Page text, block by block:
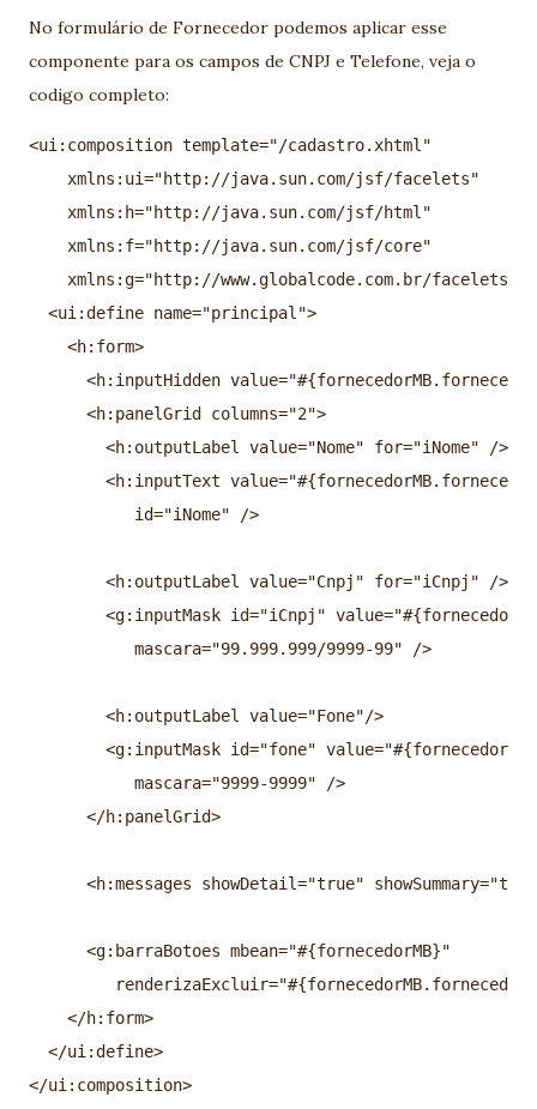
No formulário de Fornecedor podemos aplicar esse
componente para os campos de CNPJ e Telefone, veja o
codigo completo:
<ui:composition template="/cadastro.xhtml"
xmlns:ui="http://java.sun.com/jsf/facelets"
xmlns:h="http://java.sun.com/jsf/html"
xmlns:f="http://java.sun.com/jsf/core"
xmlns:g="http://www.globalcode.com.br/facelets">
<ui:define name="principal">
<h:form>
<h:inputHidden
<h:panelGrid columns="2">
<h:outputLabel value="Nome" for="iNome" />
<h:inputText
id="iNome" />
<h:outputLabel value="Cnpj" for="iCnpj" />
<g:inputMask id="iCnpj"
mascara="99.999.999/9999-99" />
<h:outputLabel value="Fone"/>
<g:inputMask id="fone"
mascara="9999-9999" />
</h:panelGrid>
<h:messages showDetail="true"
<g:barraBotoes mbean="#{fornecedorMB}"
</h:form>
</ui:define>